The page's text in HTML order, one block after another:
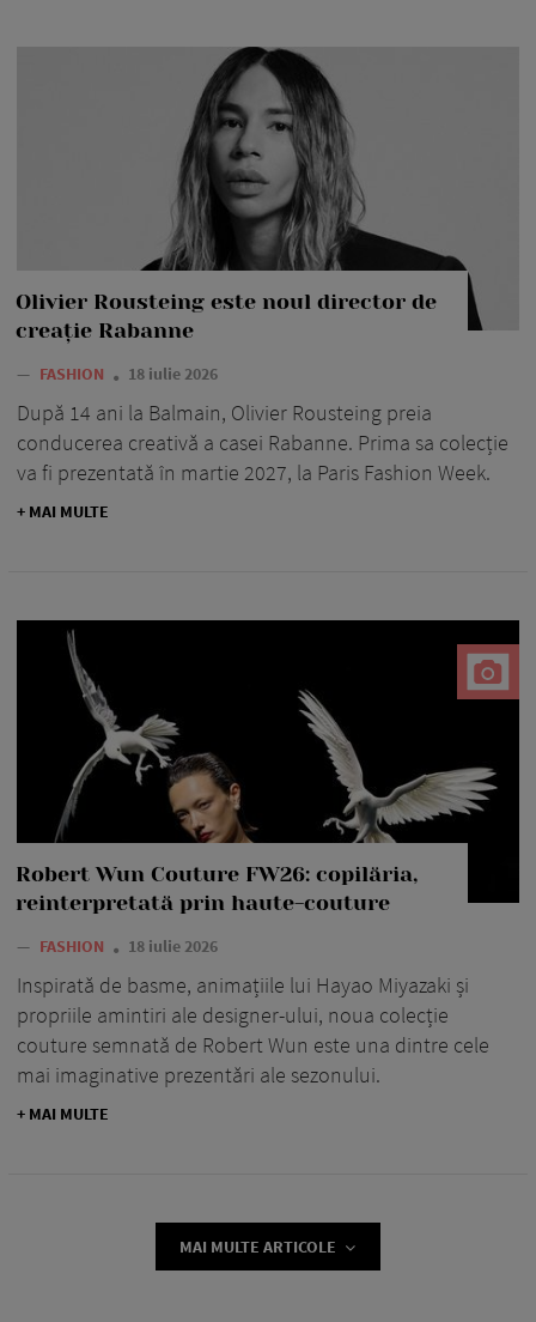
Olivier Rousteing este noul director de
creație Rabanne
— FASHION 18 iulie 2026
După 14 ani la Balmain, Olivier Rousteing preia
conducerea creativă a casei Rabanne. Prima sa colecție
va fi prezentată în martie 2027, la Paris Fashion Week.
+ MAI MULTE
Robert Wun Couture FW26: copilăria,
reinterpretată prin haute-couture
— FASHION 18 iulie 2026
Inspirată de basme, animațiile lui Hayao Miyazaki și
propriile amintiri ale designer-ului, noua colecție
couture semnată de Robert Wun este una dintre cele
mai imaginative prezentări ale sezonului.
+ MAI MULTE
MAI MULTE ARTICOLE